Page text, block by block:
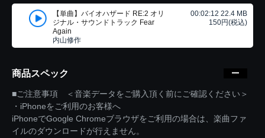
【単曲】バイオハザード RE:2 オリ
ジナル・サウンドトラック Fear
Again
内山修作
00:02:12 22.4 MB
150円(税込)
商品スペック
■ご注意事項 ＜音楽データをご購入頂く前にご確認ください＞
・iPhoneをご利用のお客様へ
iPhoneでGoogle Chromeブラウザをご利用の場合は、楽曲ファ
イルのダウンロードが行えません。